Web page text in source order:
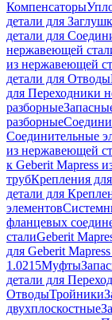
Компенсаторы
детали для
детали для
нержавеющей
из нержавеющей
детали для Отводы
для Переходники
разборные
разборные
Соединительные
из нержавеющей
к Geberit Mapress
трубКрепления
детали для
элементов
фланцевых
сталиGeberit
для Geberit
1.0215Муфты
детали для
ОтводыТройники
двухплоскостные